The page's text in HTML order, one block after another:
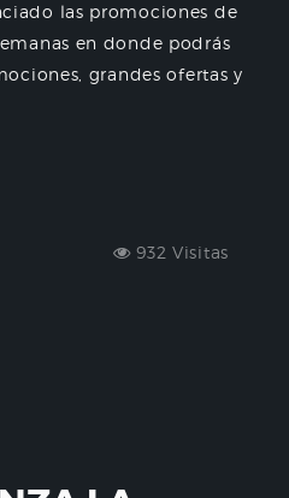
las promociones de
en donde podrás
grandes ofertas y
932 Visitas